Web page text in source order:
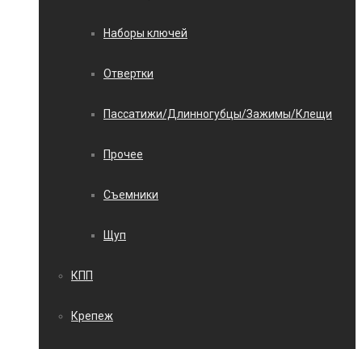
Наборы ключей
Отвертки
Пассатижи/Длинногубцы/Зажимы/Клещи
Прочее
Съемники
Щуп
КПП
Крепеж